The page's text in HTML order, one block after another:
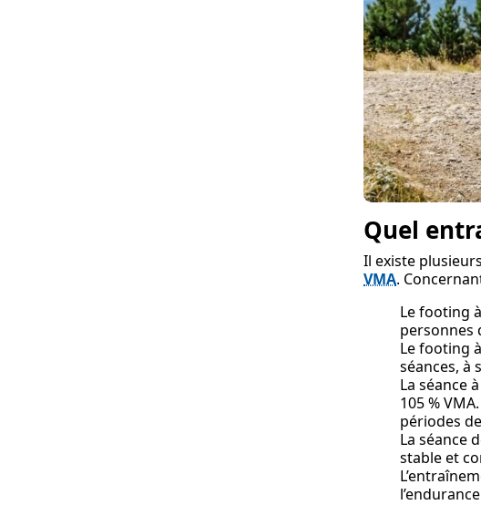
Quel
Il existe
VMA.
Le footing
personnes
Le footing
séances,
La séance
105 %
périodes
La séance
stable et